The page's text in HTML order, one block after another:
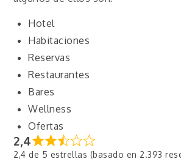
Hotel
Habitaciones
Reservas
Restaurantes
Bares
Wellness
Ofertas
2,4
2,4 de 5 estrellas (basado en 2.393